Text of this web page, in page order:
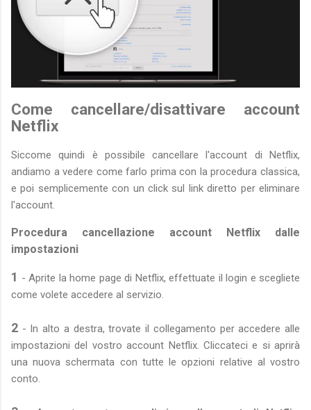
Come cancellare/disattivare account
Netflix
Siccome quindi è possibile cancellare l'account di Netflix,
andiamo a vedere come farlo prima con la procedura classica,
e poi semplicemente con un click sul link diretto per eliminare
l'account.
Procedura cancellazione account Netflix dalle
impostazioni
1 - Aprite la home page di Netflix, effettuate il login e scegliete
come volete accedere al servizio.
2 - In alto a destra, trovate il collegamento per accedere alle
impostazioni del vostro account Netflix. Cliccateci e si aprirà
una nuova schermata con tutte le opzioni relative al vostro
conto.